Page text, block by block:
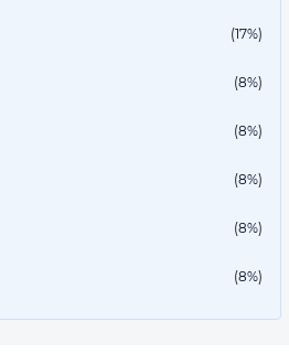
(17%)
(8%)
(8%)
(8%)
(8%)
(8%)